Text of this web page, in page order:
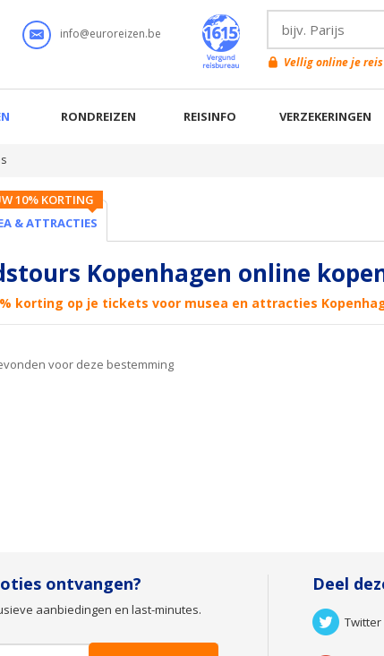
info@euroreizen.be
Vellig online je
RONDREIZEN REISINFO VERZEKERINGEN
10% KORTING
& ATTRACTIES
Kopenhagen online
korting op je tickets voor musea en attracties
voor deze bestemming
ontvangen?
aanbiedingen en last-minutes.
Deel
Twitter